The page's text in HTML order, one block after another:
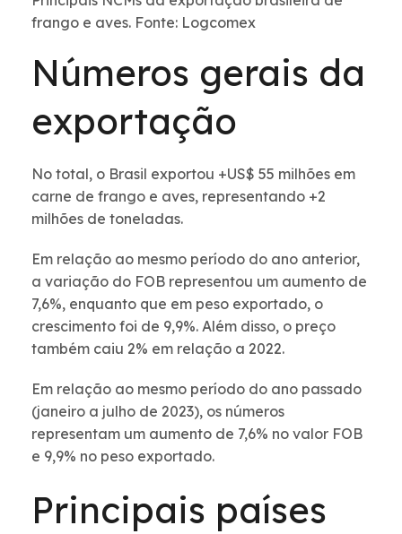
frango e aves. Fonte: Logcomex
Números gerais da
exportação
No total, o Brasil exportou +US$ 55 milhões em
carne de frango e aves, representando +2
milhões de toneladas.
Em relação ao mesmo período do ano anterior,
a variação do FOB representou um aumento de
7,6%, enquanto que em peso exportado, o
crescimento foi de 9,9%. Além disso, o preço
também caiu 2% em relação a 2022.
Em relação ao mesmo período do ano passado
(janeiro a julho de 2023), os números
representam um aumento de 7,6% no valor FOB
e 9,9% no peso exportado.
Principais países